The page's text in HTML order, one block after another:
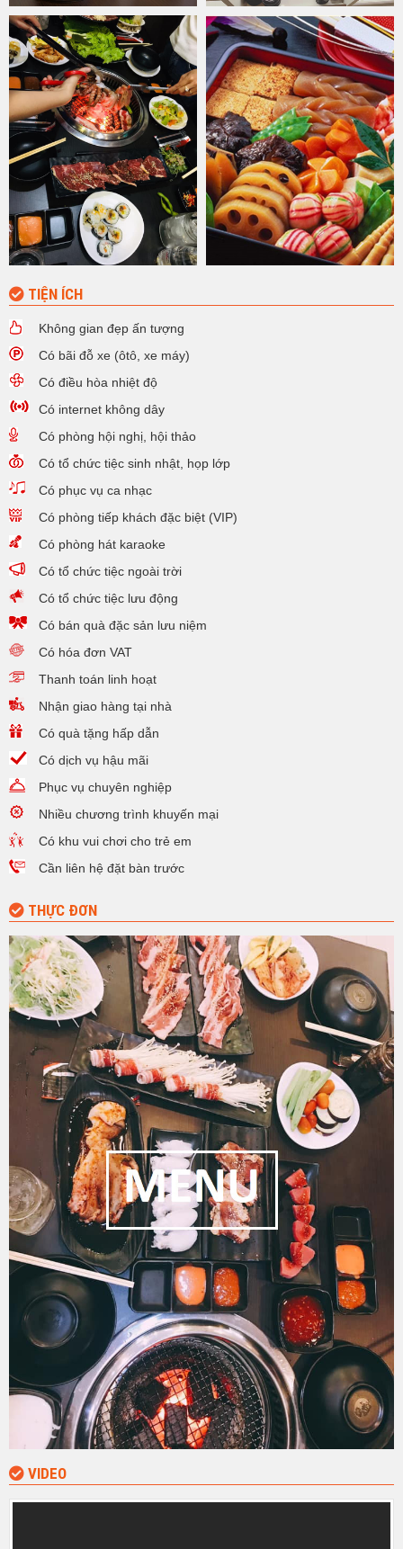
Đội ngũ nhân viên chuyên nghiệp, quản lý giàu kinh nghiệm, các
đầu bếp tay nghề cao, chuyên nghiệp, đặc biệt bếp trưởng đến từ
Nhật mang lại trải nghiệm đẳng cấp cho thực khách. Đến vớiNhà
hàng Samurai BBQ, bạn không những được thưởng thức những
món ăn ngon, mà còn là cả một sự trải nghiệm tuyệt vời với cung
cách phục vụ ân cần, chu đáo, thân thiện, mang lại cho bạn cảm
giác thư thái hạnh phúc.
Với chất lượng thức ăn cao cấp, đội ngũ nhân viên chuyên nghiệp,
đầu bếp cao tay nghề đến từ Nhật Bản,Nhà hàng Samurai BBQ
là một địa điểm vô cùng lý tưởng cho những buổi tiệc họp mặt, sinh
nhật, liên hoan,… dành cho gia đình và các nhóm bạn bè.
TIỆN ÍCH
Không gian đẹp ấn tượng
Có bãi đỗ xe (ôtô, xe máy)
Có điều hòa nhiệt độ
Có internet không dây
Có phòng hội nghị, hội thảo
Có tổ chức tiệc sinh nhật, họp lớp
Có phục vụ ca nhạc
Có phòng tiếp khách đặc biệt (VIP)
Có phòng hát karaoke
Có tổ chức tiệc ngoài trời
Có tổ chức tiệc lưu động
Có bán quà đặc sản lưu niệm
Có hóa đơn VAT
Thanh toán linh hoạt
Nhận giao hàng tại nhà
Có quà tặng hấp dẫn
Có dịch vụ hậu mãi
Phục vụ chuyên nghiệp
Nhiều chương trình khuyến mại
Có khu vui chơi cho trẻ em
Cần liên hệ đặt bàn trước
THỰC ĐƠN
VIDEO